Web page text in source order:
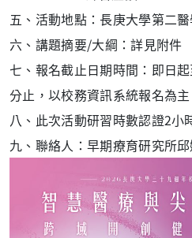
五、活動地點：長庚大學第二
六、講題摘要/大綱：詳見附件
七、報名截止日期時間：即日
分止，以校務資訊系統報名為主
八、此次活動研習時數認證2小
九、聯絡人：早期療育研究所